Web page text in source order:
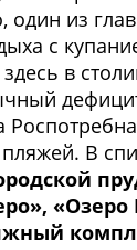
один из
с
в
пляжей. В
«Озеро